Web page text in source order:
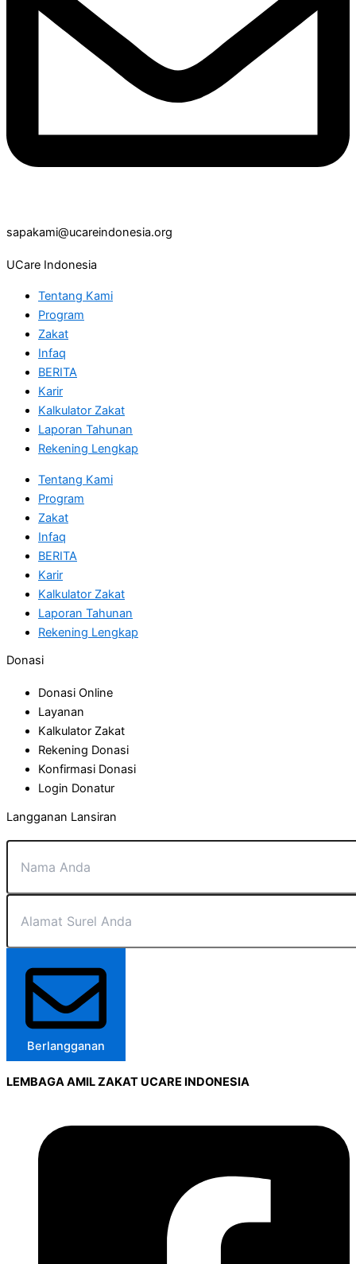
sapakami@ucareindonesia.org
UCare Indonesia
Tentang Kami
Program
Zakat
Infaq
BERITA
Karir
Kalkulator Zakat
Laporan Tahunan
Rekening Lengkap
Tentang Kami
Program
Zakat
Infaq
BERITA
Karir
Kalkulator Zakat
Laporan Tahunan
Rekening Lengkap
Donasi
Donasi Online
Layanan
Kalkulator Zakat
Rekening Donasi
Konfirmasi Donasi
Login Donatur
Langganan Lansiran
Berlangganan
LEMBAGA AMIL ZAKAT UCARE INDONESIA